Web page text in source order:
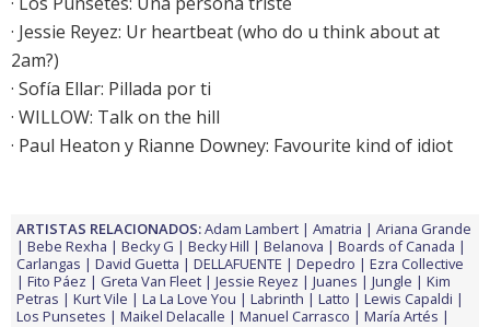
· Jessie Reyez: Ur heartbeat (who do u think about at
2am?)
· Sofía Ellar: Pillada por ti
· WILLOW: Talk on the hill
· Paul Heaton y Rianne Downey: Favourite kind of idiot
ARTISTAS RELACIONADOS:Adam Lambert Amatria
Ariana Grande
Bebe Rexha
Becky G Becky Hill Belanova
Boards of Canada
Carlangas
David Guetta DELLAFUENTE Depedro
Ezra Collective
Fito Páez
Greta Van Fleet Jessie Reyez Juanes Jungle
Kim
Petras
Kurt Vile La La Love You Labrinth Latto
Lewis Capaldi
Los Punsetes
Maikel Delacalle Manuel Carrasco
María Artés